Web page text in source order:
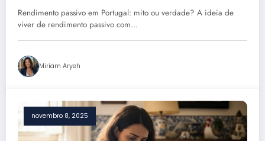
portuguesas? Descubra a verdade
Rendimento passivo em Portugal: mito ou verdade? A ideia de
viver de rendimento passivo com…
Miriam Aryeh
novembro 8, 2025